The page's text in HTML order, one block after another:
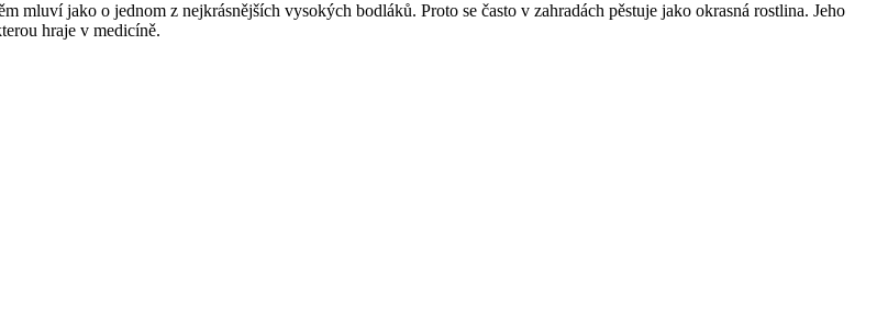
mluví jako o jednom z nejkrásnějších vysokých bodláků. Proto se často v zahradách pěstuje jako okrasná rostlina. Jeho
hraje v medicíně.